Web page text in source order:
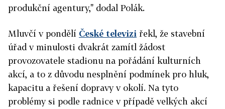
produkční agentury," dodal Polák.
Mluvčí v pondělí České televizi řekl, že stavební
úřad v minulosti dvakrát zamítl žádost
provozovatele stadionu na pořádání kulturních
akcí, a to z důvodu nesplnění podmínek pro hluk,
kapacitu a řešení dopravy v okolí. Na tyto
problémy si podle radnice v případě velkých akcí